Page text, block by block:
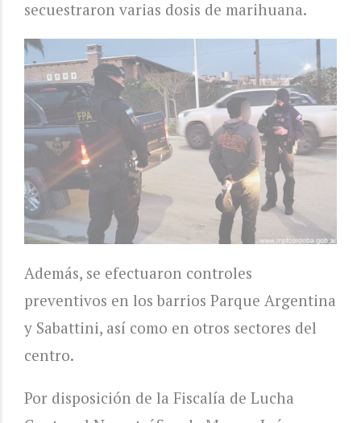
secuestraron varias dosis de marihuana.
Además, se efectuaron controles
preventivos en los barrios Parque Argentina
y Sabattini, así como en otros sectores del
centro.
Por disposición de la Fiscalía de Lucha